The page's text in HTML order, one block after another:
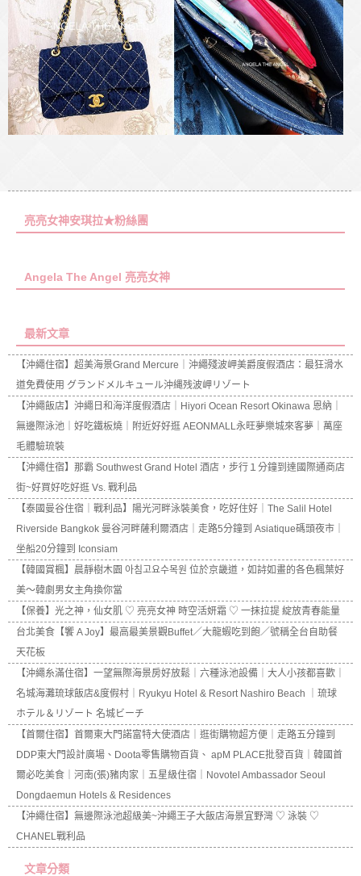
亮亮女神安琪拉★粉絲團
Angela The Angel 亮亮女神
最新文章
【沖繩住宿】超美海景Grand Mercure｜沖繩殘波岬美爵度假酒店：最狂滑水
道免費使用 グランドメルキュール沖縄残波岬リゾート
【沖繩飯店】沖繩日和海洋度假酒店｜Hiyori Ocean Resort Okinawa 恩納｜
無邊際泳池｜好吃鐵板燒｜附近好好逛 AEONMALL永旺夢樂城來客夢｜萬座
毛體驗琉裝
【沖繩住宿】那霸 Southwest Grand Hotel 酒店，步行１分鐘到達國際通商店
街~好買好吃好逛 Vs. 戰利品
【泰國曼谷住宿｜戰利品】陽光河畔泳裝美食，吃好住好｜The Salil Hotel
Riverside Bangkok 曼谷河畔薩利爾酒店｜走路5分鐘到 Asiatique碼頭夜市｜
坐船20分鐘到 Iconsiam
【韓國賞楓】晨靜樹木園 아침고요수목원 位於京畿道，如詩如畫的各色楓葉好
美～韓劇男女主角換你當
【保養】光之神，仙女肌 ♡ 亮亮女神 時空活妍霜 ♡ 一抹拉提 綻放青春能量
台北美食【饗 A Joy】最高最美景觀Buffet／大龍蝦吃到飽／號稱全台自助餐
天花板
【沖繩糸滿住宿】一望無際海景房好放鬆｜六種泳池設備｜大人小孩都喜歡｜
名城海灘琉球飯店&度假村｜Ryukyu Hotel & Resort Nashiro Beach ｜琉球
ホテル＆リゾート 名城ビーチ
【首爾住宿】首爾東大門諾富特大使酒店｜逛街購物超方便｜走路五分鐘到
DDP東大門設計廣場、Doota零售購物百貨、 apM PLACE批發百貨｜韓國首
爾必吃美食｜河南(張)豬肉家｜五星級住宿｜Novotel Ambassador Seoul
Dongdaemun Hotels & Residences
【沖繩住宿】無邊際泳池超級美~沖繩王子大飯店海景宜野灣 ♡ 泳裝 ♡
CHANEL戰利品
文章分類